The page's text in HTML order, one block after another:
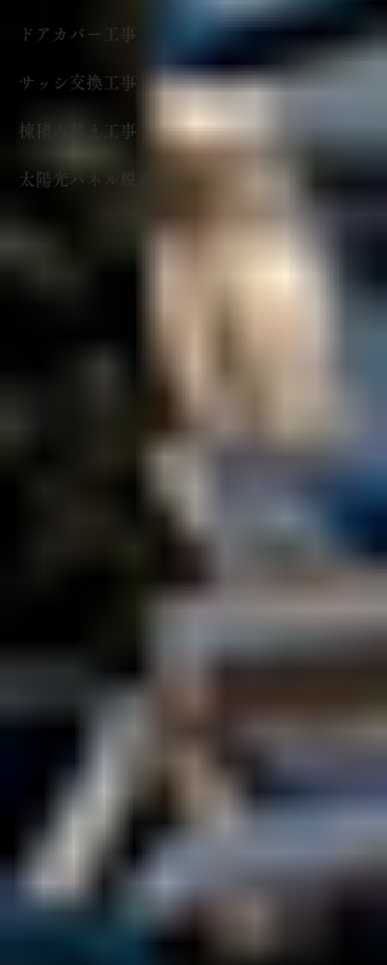
ドアカバー工事
サッシ交換工事
棟積み替え工事
太陽光パネル脱着